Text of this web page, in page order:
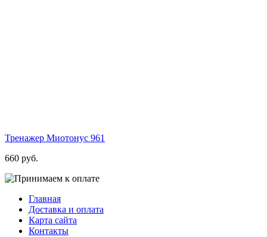
Тренажер Миотонус 961
660 руб.
Главная
Доставка и оплата
Карта сайта
Контакты